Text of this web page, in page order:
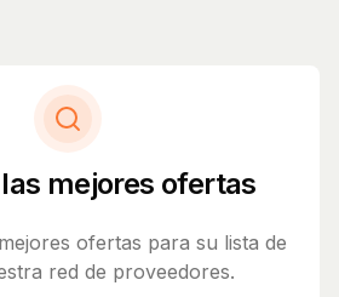
mejores ofertas
ofertas para su lista de
red de proveedores.